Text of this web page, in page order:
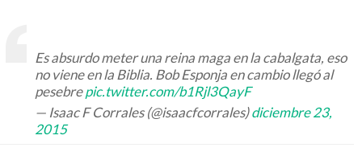
Es absurdo meter una reina maga en la cabalgata, eso
no viene en la Biblia. Bob Esponja en cambio llegó al
pesebrepic.twitter.com/b1Rjl3QayF
— Isaac F Corrales (@isaacfcorrales)diciembre 23,
2015